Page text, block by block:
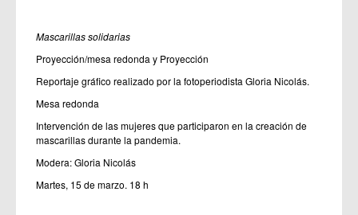
Mascarillas solidarias
Proyección/mesa redonda y Proyección
Reportaje gráfico realizado por la fotoperiodista Gloria Nicolás.
Mesa redonda
Intervención de las mujeres que participaron en la creación de
mascarillas durante la pandemia.
Modera: Gloria Nicolás
Martes, 15 de marzo. 18 h